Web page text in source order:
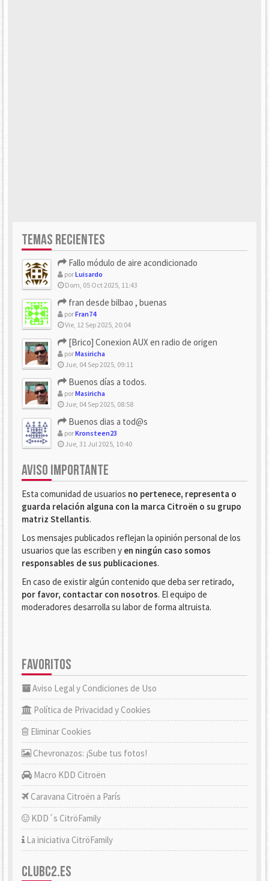
TEMAS RECIENTES
Fallo módulo de aire acondicionado
porLuisardo
Dom, 05 Oct 2025, 11:43
fran desde bilbao , buenas
porFran74
Vie, 12 Sep 2025, 20:04
[Brico] Conexion AUX en radio de origen
porMasiricha
Jue, 04 Sep 2025, 09:11
Buenos días a todos.
porMasiricha
Jue, 04 Sep 2025, 08:58
Buenos dias a tod@s
porKronsteen23
Jue, 31 Jul 2025, 10:40
AVISO IMPORTANTE
Esta comunidad de usuarios no pertenece, representa o
guarda relación alguna con la marca Citroën o su grupo
matriz Stellantis.
Los mensajes publicados reflejan la opinión personal de los
usuarios que las escriben y en ningún caso somos
responsables de sus publicaciones.
En caso de existir algún contenido que deba ser retirado,
por favor, contactar con nosotros. El equipo de
moderadores desarrolla su labor de forma altruista.
FAVORITOS
Aviso Legal y Condiciones de Uso
Política de Privacidad y Cookies
Eliminar Cookies
Chevronazos: ¡Sube tus fotos!
Macro KDD Citroën
Caravana Citroën a París
KDD´s CitröFamily
La iniciativa CitröFamily
CLUBC2.ES